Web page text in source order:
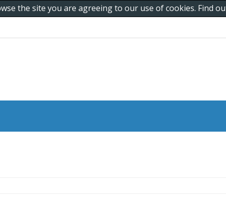
the site you are agreeing to our use of cookies. Find